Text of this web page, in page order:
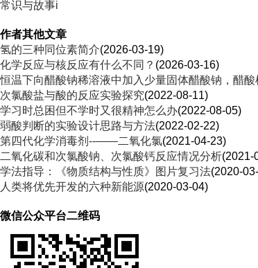
常识与故事i
作者其他文章
氢的三种同位素简介(2026-03-19)
化学反应与核反应有什么不同？ (2026-03-16)
恒温下向醋酸钠稀溶液中加入少量固体醋酸钠，醋
次氯酸盐与酸的反应实验探究(2022-08-11)
学习时总困但不学时又很精神怎么办(2022-08-05)
弱酸判断的实验设计思路与方法(2022-02-22)
第四代化学消毒剂--——二氧化氯(2021-04-23)
二氧化碳和次氯酸钠、次氯酸钙反应情况分析(2021-
学法指导：《物质结构与性质》图片复习法(2020-
人类将优先开发的六种新能源(2020-03-04)
微信公众平台二维码